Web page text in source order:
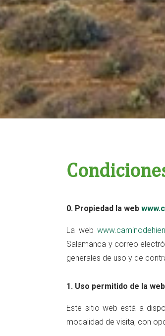
0. Propiedad la web
La web
Salamanca y correo
generales de uso y de
1. Uso permitido de la web
Este sitio web está a
modalidad de visita, con